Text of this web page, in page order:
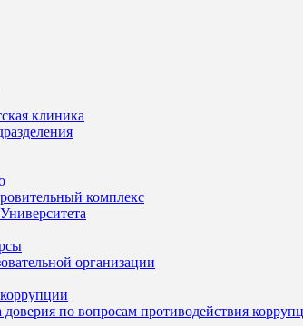
клиника
комплекс
организации
доверия по вопросам противодействия